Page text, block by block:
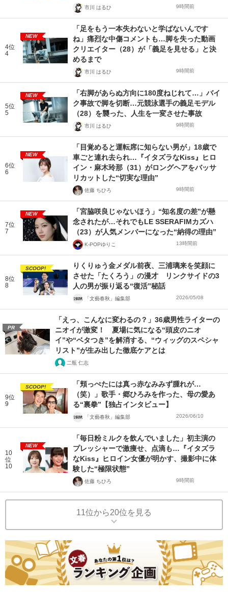
市川 はるひ 9時間前
4位
4
NEW
「足をもう一本失わないと学ばないんです
ね」痛烈な中傷コメントも…脚を失った動画
クリエイター（28）が「義足を見せる」と決
めるまで
市川 はるひ 9時間前
5位
5
NEW
「右脚があらぬ方向に180度ねじれて…」バイ
ク事故で脚を切断…元競泳選手の義足モデル
（28）を襲った、人生を一変させた事故
市川 はるひ 9時間前
6位
6
NEW
「目覚めると運転席に知らない男が」18歳で
車ごと連れ去られ…『イタズラなKiss』ヒロ
イン・麻木玲那（31）がロングヘアをバッサ
リカットした“切実な理由”
佐藤 ちひろ 9時間前
7位
7
NEW
「宮脇咲良じゃないほう」“知名度の差”が懸
念されたが…それでもLE SSERAFIMカズハ
（23）が人気メンバーになった“納得の理由”
K-POPゆりこ 13時間前
8位
8
SCOOP!
りくりゅう金メダル前夜、三浦璃来を笑顔に
させた「たくろう」の漫才 リンクサイドの3
人の男が振り返る“復活”秘話
「文藝春秋」編集部 2026/05/08
PR
「えっ、こんなに変わるの？」36歳男性ライターの
ニオイが激変！ 夏場に気になる“頭皮のニオ
イ”や“ベタつき”を解消する、“ウィッグのスペシャ
リスト”が生み出した徹底ケアとは
二瓶 仁志
9位
9
SCOOP!
「頬っぺたには真っ赤なみみず腫れが…
（笑）」歌手・郷ひろみを作った、母の愛あ
る“裏拳”【独占インタビュー】
「文藝春秋」編集部 2026/06/10
10
位
10
NEW
「毎日粉ミルクを飲んでいました」初主演の
プレッシャーで激痩せ、点滴も…『イタズラ
なKiss』ヒロイン女優が明かす、撮影中に体
験した“極限状態”
佐藤 ちひろ 9時間前
11位から20位を見る